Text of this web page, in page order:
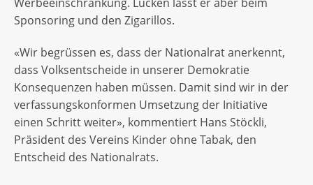
Sponsoring und den Zigarillos.
«Wir begrüssen es, dass der Nationalrat anerkennt,
dass Volksentscheide in unserer Demokratie
Konsequenzen haben müssen. Damit sind wir in der
verfassungskonformen Umsetzung der Initiative
einen Schritt weiter», kommentiert Hans Stöckli,
Präsident des Vereins Kinder ohne Tabak, den
Entscheid des Nationalrats.